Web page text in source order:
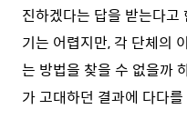
진하겠다는 답을 받는다
기는 어렵지만, 각 단체의
는 방법을 찾을 수 없을까
가 고대하던 결과에 다다